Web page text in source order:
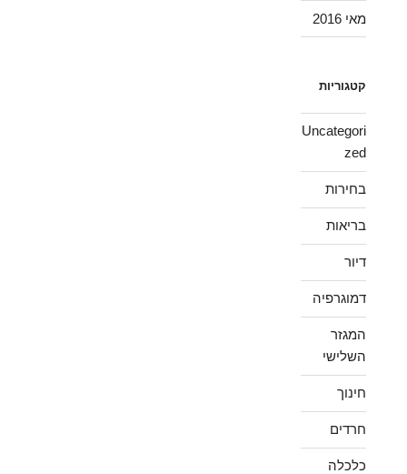
מאי 2016
קטגוריות
Uncategori
zed
בחירות
בריאות
דיור
דמוגרפיה
המגזר
השלישי
חינוך
חרדים
כלכלה